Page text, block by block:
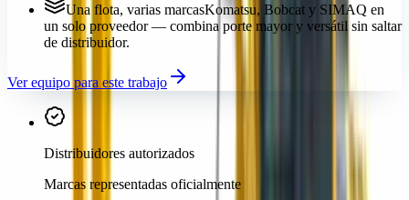
Una flota, varias marcasKomatsu, Bobcat y SIMAQ en
un solo proveedor — combina porte mayor y versátil sin saltar
de distribuidor.
Ver equipo para este trabajo
Distribuidores autorizados
Marcas representadas oficialmente